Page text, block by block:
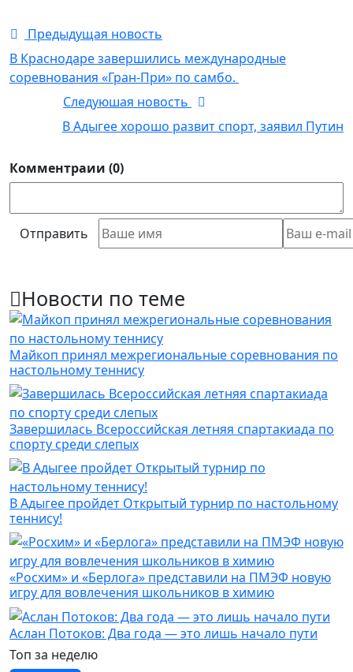
Предыдущая новость
В Краснодаре завершились международные
соревнования «Гран-При» по самбо.
Следуюшая новость
В Адыгее хорошо развит спорт, заявил Путин
Комментраии (0)
Отправить
Новости по теме
Майкоп принял межрегиональные соревнования по
настольному теннису
Завершилась Всероссийская летняя спартакиада по
спорту среди слепых
В Адыгее пройдет Открытый турнир по настольному
теннису!
«Росхим» и «Берлога» представили на ПМЭФ новую
игру для вовлечения школьников в химию
Аслан Потоков: Два года — это лишь начало пути
Топ за неделю